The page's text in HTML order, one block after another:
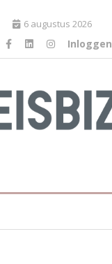
6 augustus 2026
Inloggen